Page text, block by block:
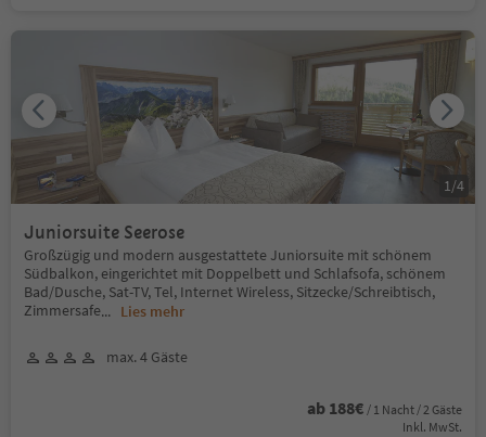
Juniorsuite Seerose
Großzügig und modern ausgestattete Juniorsuite mit schönem
Südbalkon, eingerichtet mit Doppelbett und Schlafsofa, schönem
Bad/Dusche, Sat-TV, Tel, Internet Wireless, Sitzecke/Schreibtisch,
Zimmersafe... Lies mehr
max. 4 Gäste
ab 188€ / 1 Nacht / 2 Gäste
Inkl. MwSt.
1/4